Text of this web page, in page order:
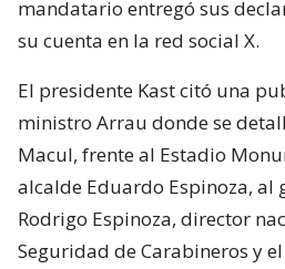
mandatario entregó sus
su cuenta en la red social X.
El presidente Kast citó una
ministro Arrau donde se
Macul, frente al Estadio
alcalde Eduardo Espinoza, al
Rodrigo Espinoza, director
Seguridad de Carabineros y